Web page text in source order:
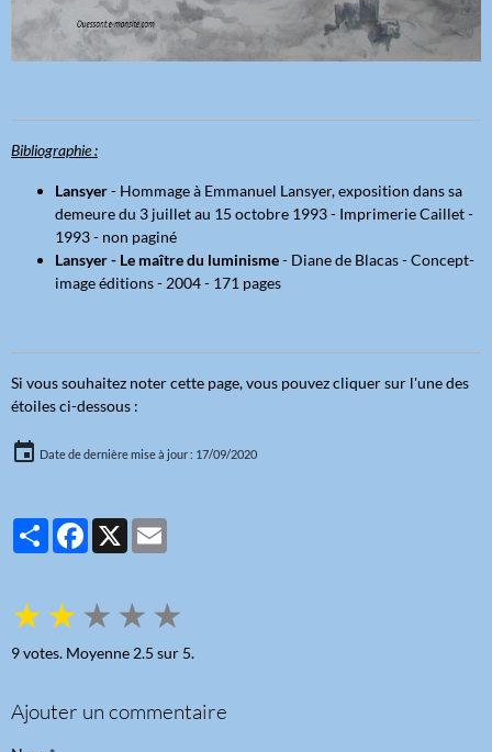
Bibliographie :
Lansyer- Hommage à Emmanuel Lansyer, exposition dans sa
demeure du 3 juillet au 15 octobre 1993 - Imprimerie Caillet -
1993 - non paginé
Lansyer - Le maître du luminisme- Diane de Blacas - Concept-
image éditions - 2004 - 171 pages
Si vous souhaitez noter cette page, vous pouvez cliquer sur l'une des
étoiles ci-dessous :
Date de dernière mise à jour : 17/09/2020
PartagerFacebook
X
★★ ★ ★ ★
9votes. Moyenne2.5 sur 5.
Ajouter un commentaire